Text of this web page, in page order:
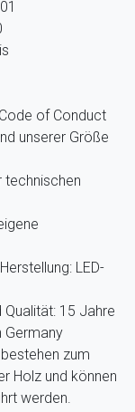
of Conduct
unserer Größe
technischen
LED-
15 Jahre
Germany
zum
Holz und können
werden.